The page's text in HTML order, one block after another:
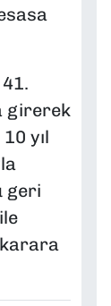
girerek
yıl
geri